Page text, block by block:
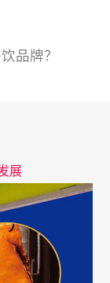
品牌？
展